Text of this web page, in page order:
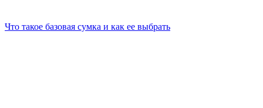
Что такое базовая сумка и как ее выбрать